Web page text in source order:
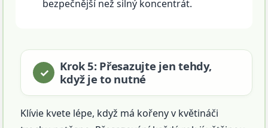
bezpečnější než silný koncentrát.
Krok 5: Přesazujte jen tehdy,
když je to nutné
Klívie kvete lépe, když má kořeny v květináči